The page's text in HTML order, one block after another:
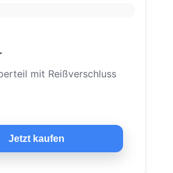
mit Reißverschluss
Jetzt kaufen